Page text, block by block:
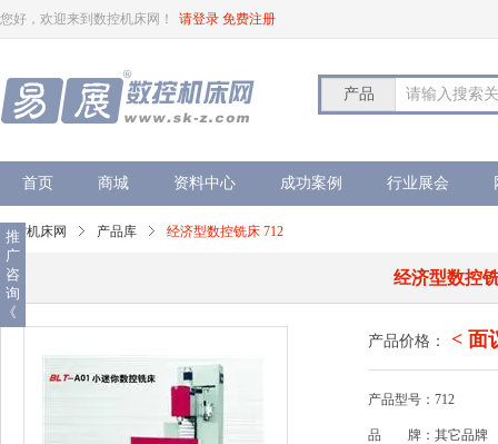
您好，欢迎来到数控机床网！ 请登录 免费注册
产品 请输入搜索
首页 商城 资料中心 成功案例 行业展会
数控机床网 产品库 经济型数控铣床 712
经济型数控
产品价格： < 面
产品型号：712
品 牌：其它品牌
推
广
咨
询
《